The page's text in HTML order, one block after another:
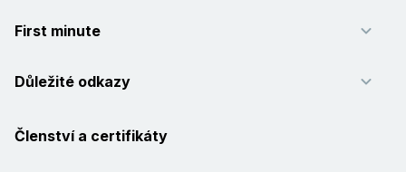
First minute
Důležité odkazy
Členství a certifikáty